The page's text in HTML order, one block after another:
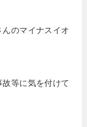
のマイナスイオ
等に気を付けて